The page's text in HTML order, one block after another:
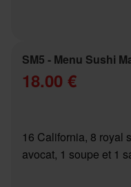
SM5 - Menu Sushi
18.00 €
16 California, 8 royal
avocat, 1 soupe et 1